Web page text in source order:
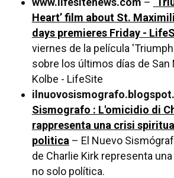
Heart’ film about St.
days premieres Friday -
viernes de la película
sobre los últimos días de San
Kolbe - LifeSite
Sismografo : L'omicidio di
rappresenta una crisi
politica – El Nuevo
de Charlie Kirk representa
no solo política.